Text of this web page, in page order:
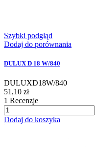
Szybki podgląd
Dodaj do porównania
DULUX D 18 W/840
DULUXD18W/840
51,10 zł
1 Recenzje
Dodaj do koszyka